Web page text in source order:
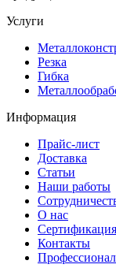
Услуги
Резка
Гибка
Информация
Прайс-лист
Доставка
Статьи
Наши работы
О нас
Сертификация
Контакты